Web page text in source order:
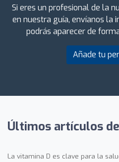
Si eres un profesional de la
en nuestra guía, envíanos la
podrás aparecer de
Añade tu
Últimos artículos
La vitamina D es clave para la